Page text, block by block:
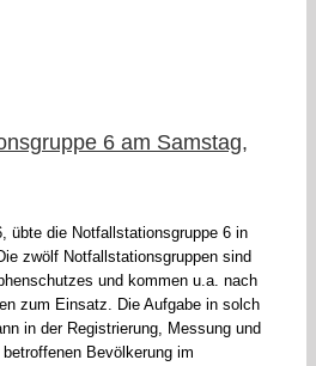
6 am Samstag,
übte die Notfallstationsgruppe 6 in
zwölf Notfallstationsgruppen sind
und kommen u.a. nach
zum Einsatz. Die Aufgabe in solch
in der Registrierung, Messung und
Bevölkerung im